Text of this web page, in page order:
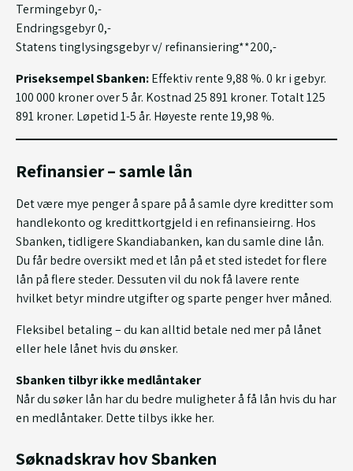
Termingebyr 0,-
Endringsgebyr 0,-
Statens tinglysingsgebyr v/ refinansiering**200,-
Priseksempel Sbanken:Effektiv rente 9,88 %. 0 kr i gebyr.
100 000 kroner over 5 år. Kostnad 25 891 kroner. Totalt 125
891 kroner. Løpetid 1-5 år. Høyeste rente 19,98 %.
Refinansier – samle lån
Det være mye penger å spare på å samle dyre kreditter som
handlekonto og kredittkortgjeld i en refinansieirng. Hos
Sbanken, tidligere Skandiabanken, kan du samle dine lån.
Du får bedre oversikt med et lån på et sted istedet for flere
lån på flere steder. Dessuten vil du nok få lavere rente
hvilket betyr mindre utgifter og sparte penger hver måned.
Fleksibel betaling – du kan alltid betale ned mer på lånet
eller hele lånet hvis du ønsker.
Sbanken tilbyr ikke medlåntaker
Når du søker lån har du bedre muligheter å få lån hvis du har
en medlåntaker. Dette tilbys ikke her.
Søknadskrav hov Sbanken